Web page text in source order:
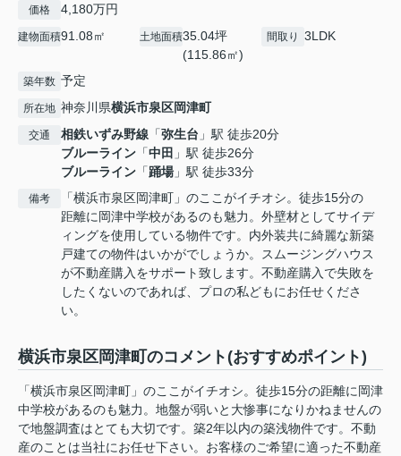
価格 4,180万円
建物面積91.08㎡ 土地面積35.04坪
(115.86㎡)
間取り 3LDK
築年数 予定
所在地 神奈川県横浜市泉区岡津町
交通 相鉄いずみ野線 「弥生台 」駅 徒歩20分
ブルーライン 「中田 」駅 徒歩26分
ブルーライン 「踊場」駅 徒歩33分
備考
「横浜市泉区岡津町」のここがイチオシ。徒歩15分の
距離に岡津中学校があるのも魅力。外壁材としてサイデ
ィングを使用している物件です。内外装共に綺麗な新築
戸建ての物件はいかがでしょうか。スムージングハウス
が不動産購入をサポート致します。不動産購入で失敗を
したくないのであれば、プロの私どもにお任せくださ
い。
横浜市泉区岡津町のコメント(おすすめポイント)
「横浜市泉区岡津町」のここがイチオシ。徒歩15分の距離に岡津
中学校があるのも魅力。地盤が弱いと大惨事になりかねませんの
で地盤調査はとても大切です。築2年以内の築浅物件です。不動
産のことは当社にお任せ下さい。お客様のご希望に適った不動産